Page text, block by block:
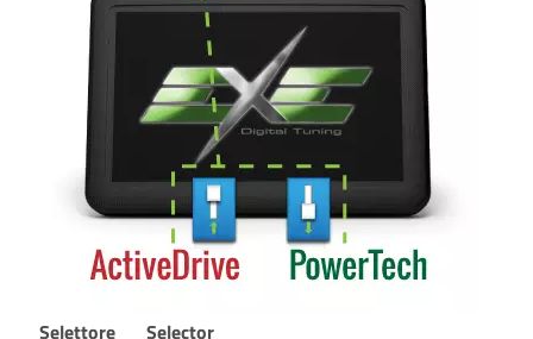
Selettore Selector